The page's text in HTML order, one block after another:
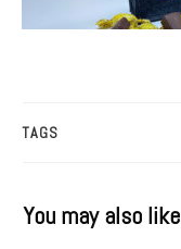
TAGS
You may also like